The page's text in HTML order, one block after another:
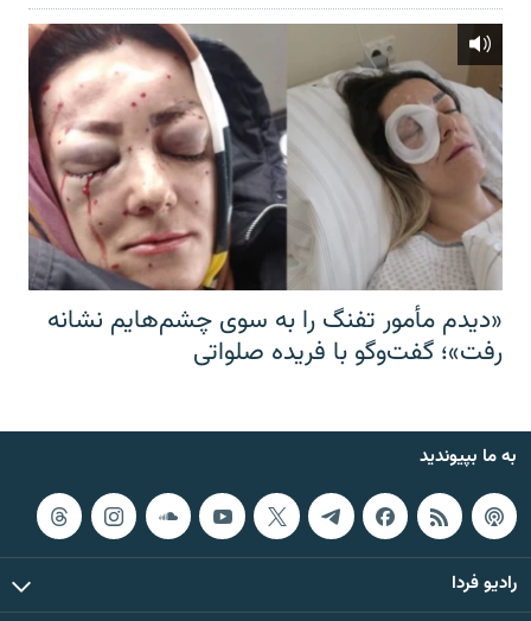
«دیدم مأمور تفنگ را به سوی چشم‌هایم نشانه
رفت»؛ گفت‌و‌گو با فریده صلواتی
به ما بپیوندید
رادیو فردا